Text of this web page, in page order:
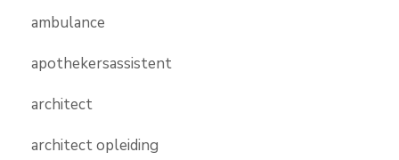
ambulance
apothekersassistent
architect
architect opleiding